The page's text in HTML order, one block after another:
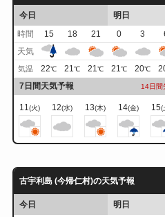
今日
明日
時間
15 18 21 0 3
天気
気温 22℃ 21℃ 21℃ 21℃ 20℃
7日間天気予報 14日間
11(火) 12(水) 13(木) 14(金) 15(
古宇利島 (今帰仁村)の天気予報
今日
明日